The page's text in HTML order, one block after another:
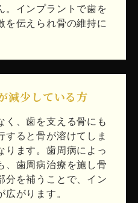
。インプラントで歯を
を伝えられ骨の維持に
減少している方
く、歯を支える骨にも
すると骨が溶けてしま
ります。歯周病によっ
、歯周病治療を施し骨
分を補うことで、イン
がります。